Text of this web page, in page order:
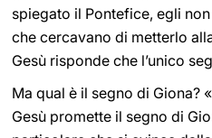
spiegato il Pontefice, egli
che cercavano di metterlo
Gesù risponde che l’unico
Ma qual è il segno di
Gesù promette il segno di